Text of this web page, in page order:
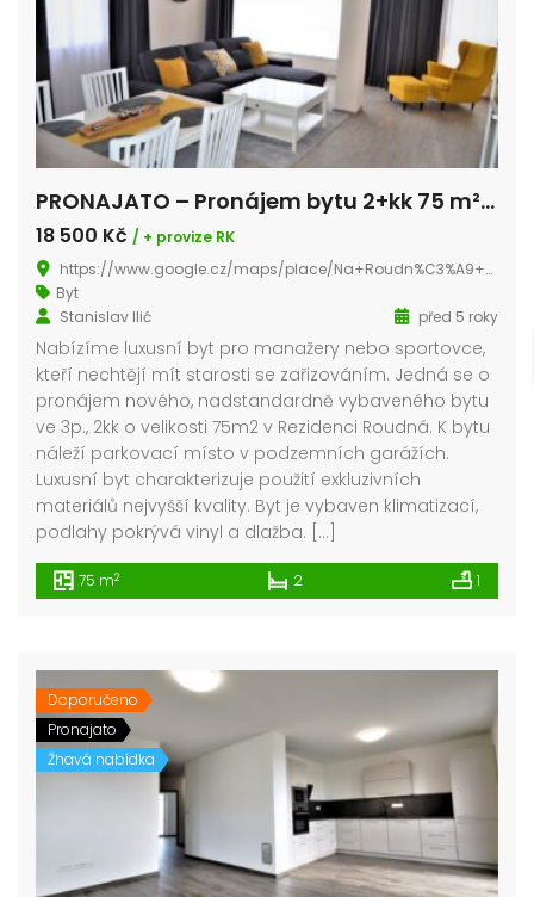
PRONAJATO – Pronájem bytu 2+kk 75 m² Na Roudné, Plzeň – Plzeň 1
18 500 Kč / + provize RK
https://www.google.cz/maps/place/Na+Roudn%C3%A9+59,+301+00+Plze%C5%88+1/@49.7557952,13.3778215,17z/data=!3m1!4b1!4m5!3m4!1s0x470af1f26336917b:0xac077dc33325eaeb!8m2!3d49.7557952!4d13.3800102?hl=cs
Byt
Stanislav Ilić
před 5 roky
Nabízíme luxusní byt pro manažery nebo sportovce,
kteří nechtějí mít starosti se zařizováním. Jedná se o
pronájem nového, nadstandardně vybaveného bytu
ve 3p., 2kk o velikosti 75m2 v Rezidenci Roudná. K bytu
náleží parkovací místo v podzemních garážích.
Luxusní byt charakterizuje použití exkluzivních
materiálů nejvyšší kvality. Byt je vybaven klimatizací,
podlahy pokrývá vinyl a dlažba. […]
75 m2 2 1
Doporučeno
Pronajato
Žhavá nabídka